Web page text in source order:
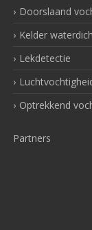
Doorslaand
Kelder
Lekdetectie
Optrekkend
Partners